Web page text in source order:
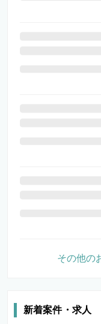
その他の
新着案件・求人